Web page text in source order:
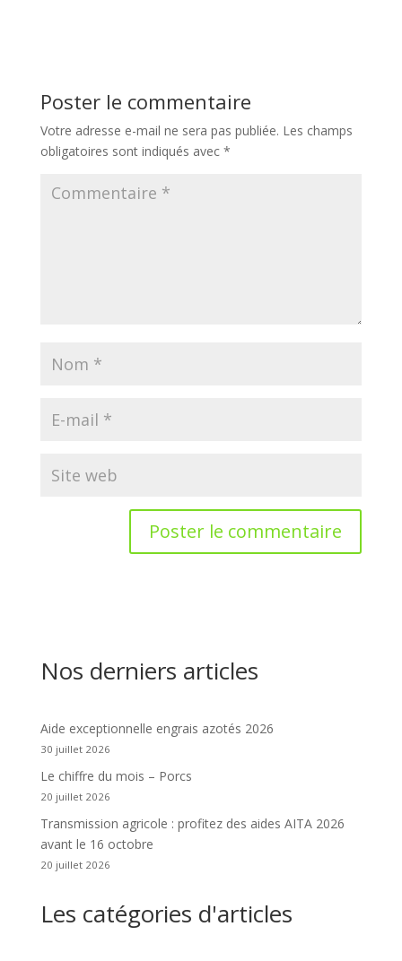
Poster le commentaire
Votre adresse e-mail ne sera pas publiée. Les champs
obligatoires sont indiqués avec *
Nos derniers articles
Aide exceptionnelle engrais azotés 2026
30 juillet 2026
Le chiffre du mois – Porcs
20 juillet 2026
Transmission agricole : profitez des aides AITA 2026
avant le 16 octobre
20 juillet 2026
Les catégories d'articles